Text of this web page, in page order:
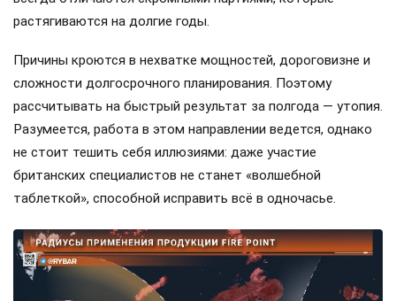
растягиваются на долгие годы.
Причины кроются в нехватке мощностей, дороговизне и
сложности долгосрочного планирования. Поэтому
рассчитывать на быстрый результат за полгода — утопия.
Разумеется, работа в этом направлении ведется, однако
не стоит тешить себя иллюзиями: даже участие
британских специалистов не станет «волшебной
таблеткой», способной исправить всё в одночасье.